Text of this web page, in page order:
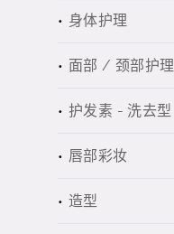
身体护理
面部 / 颈部护理
护发素 - 洗去型
唇部彩妆
造型